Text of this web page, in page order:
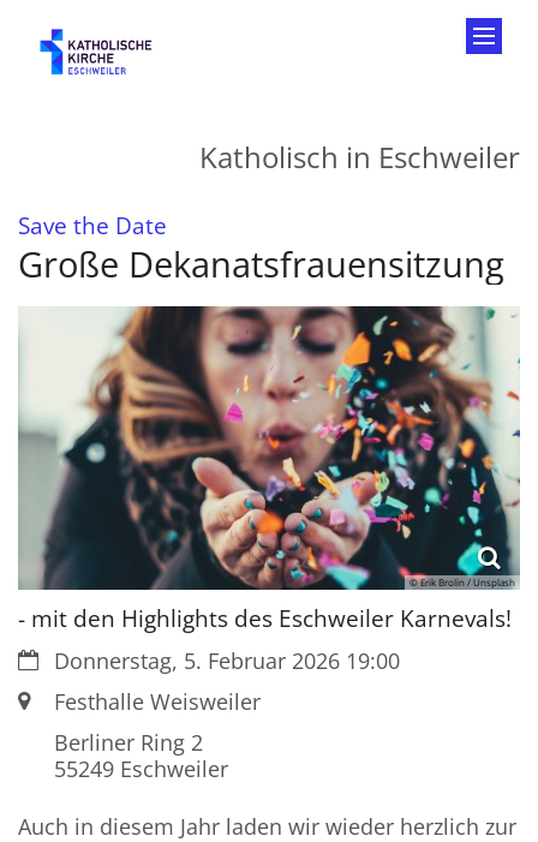
Katholisch in Eschweiler
Save the Date
Große Dekanatsfrauensitzung
© Erik Brolin / Unsplash
- mit den Highlights des Eschweiler Karnevals!
Datum:Donnerstag, 5. Februar 2026 19:00
Ort: Festhalle Weisweiler
Berliner Ring 2
55249 Eschweiler
Auch in diesem Jahr laden wir wieder herzlich zur